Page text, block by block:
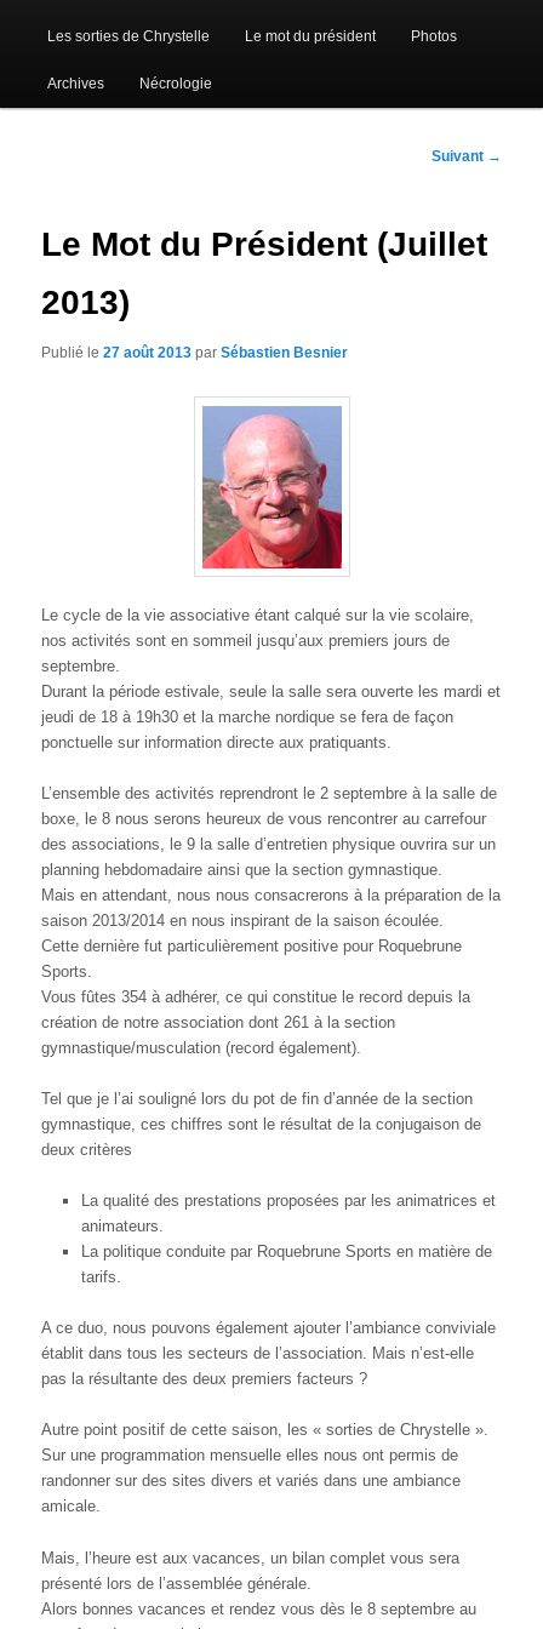
Les sorties de Chrystelle Le mot du président Photos
Archives Nécrologie
Navigation
Suivant →
Le Mot du Président (Juillet
2013)
Publié le27 août 2013 parSébastien Besnier
Le cycle de la vie associative étant calqué sur la vie scolaire,
nos activités sont en sommeil jusqu’aux premiers jours de
septembre.
Durant la période estivale, seule la salle sera ouverte les mardi et
jeudi de 18 à 19h30 et la marche nordique se fera de façon
ponctuelle sur information directe aux pratiquants.
L’ensemble des activités reprendront le 2 septembre à la salle de
boxe, le 8 nous serons heureux de vous rencontrer au carrefour
des associations, le 9 la salle d’entretien physique ouvrira sur un
planning hebdomadaire ainsi que la section gymnastique.
Mais en attendant, nous nous consacrerons à la préparation de la
saison 2013/2014 en nous inspirant de la saison écoulée.
Cette dernière fut particulièrement positive pour Roquebrune
Sports.
Vous fûtes 354 à adhérer, ce qui constitue le record depuis la
création de notre association dont 261 à la section
gymnastique/musculation (record également).
Tel que je l’ai souligné lors du pot de fin d’année de la section
gymnastique, ces chiffres sont le résultat de la conjugaison de
deux critères
La qualité des prestations proposées par les animatrices et
animateurs.
La politique conduite par Roquebrune Sports en matière de
tarifs.
A ce duo, nous pouvons également ajouter l’ambiance conviviale
établit dans tous les secteurs de l’association. Mais n’est-elle
pas la résultante des deux premiers facteurs ?
Autre point positif de cette saison, les « sorties de Chrystelle ».
Sur une programmation mensuelle elles nous ont permis de
randonner sur des sites divers et variés dans une ambiance
amicale.
Mais, l’heure est aux vacances, un bilan complet vous sera
présenté lors de l’assemblée générale.
Alors bonnes vacances et rendez vous dès le 8 septembre au